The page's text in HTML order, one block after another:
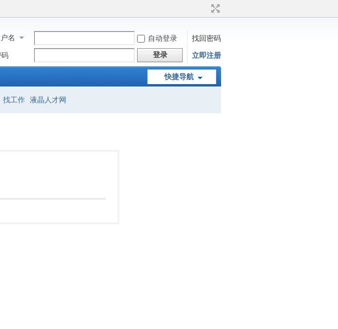
名 自动登录
找回密码
登录 立即注册
快捷导航
找工作 液晶人才网